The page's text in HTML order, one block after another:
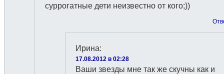
суррогатные дети неизвестно от кого;))
Ирина:
17.08.2012 в 02:28
Ваши звезды мне так же скучны как и